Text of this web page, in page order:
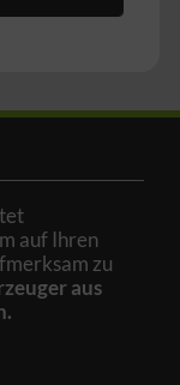
auf Ihren
zu
aus